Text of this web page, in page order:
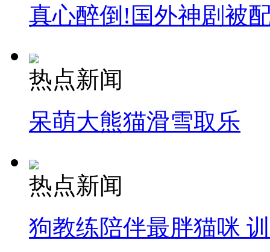
真心醉倒!国外神剧被
热点新闻
呆萌大熊猫滑雪取乐
热点新闻
狗教练陪伴最胖猫咪